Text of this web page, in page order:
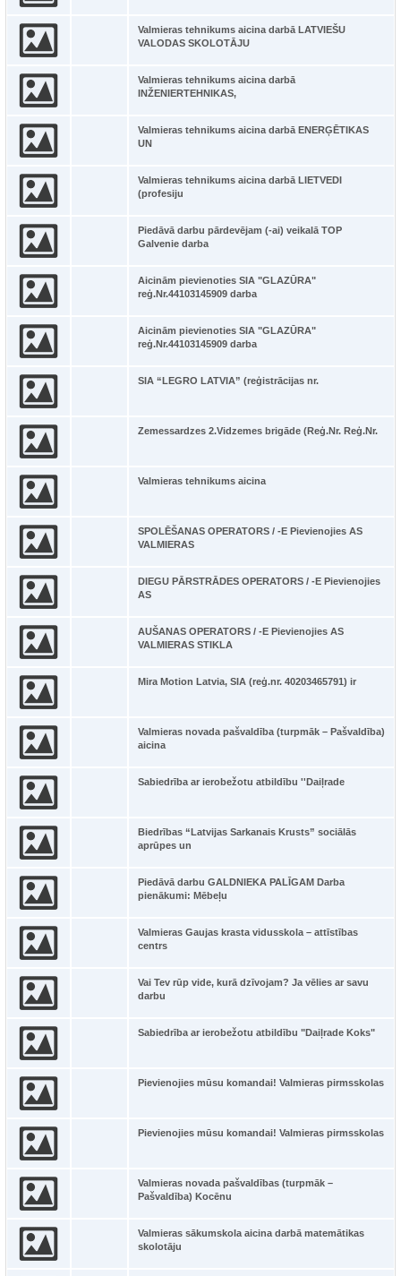
Valmieras tehnikums aicina darbā LATVIEŠU
VALODAS SKOLOTĀJU
Valmieras tehnikums aicina darbā
INŽENIERTEHNIKAS,
Valmieras tehnikums aicina darbā ENERĢĒTIKAS
UN
Valmieras tehnikums aicina darbā LIETVEDI
(profesiju
Piedāvā darbu pārdevējam (-ai) veikalā TOP
Galvenie darba
Aicinām pievienoties SIA "GLAZŪRA"
reģ.Nr.44103145909 darba
Aicinām pievienoties SIA "GLAZŪRA"
reģ.Nr.44103145909 darba
SIA “LEGRO LATVIA” (reģistrācijas nr.
Zemessardzes 2.Vidzemes brigāde (Reģ.Nr. Reģ.Nr.
Valmieras tehnikums aicina
SPOLĒŠANAS OPERATORS / -E Pievienojies AS
VALMIERAS
DIEGU PĀRSTRĀDES OPERATORS / -E Pievienojies
AS
AUŠANAS OPERATORS / -E Pievienojies AS
VALMIERAS STIKLA
Mira Motion Latvia, SIA (reģ.nr. 40203465791) ir
Valmieras novada pašvaldība (turpmāk – Pašvaldība)
aicina
Sabiedrība ar ierobežotu atbildību ''Daiļrade
Biedrības “Latvijas Sarkanais Krusts” sociālās
aprūpes un
Piedāvā darbu GALDNIEKA PALĪGAM Darba
pienākumi: Mēbeļu
Valmieras Gaujas krasta vidusskola – attīstības
centrs
Vai Tev rūp vide, kurā dzīvojam? Ja vēlies ar savu
darbu
Sabiedrība ar ierobežotu atbildību "Daiļrade Koks"
Pievienojies mūsu komandai! Valmieras pirmsskolas
Pievienojies mūsu komandai! Valmieras pirmsskolas
Valmieras novada pašvaldības (turpmāk –
Pašvaldība) Kocēnu
Valmieras sākumskola aicina darbā matemātikas
skolotāju